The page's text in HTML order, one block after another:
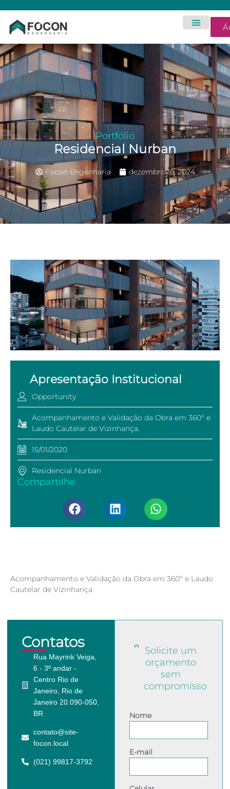
Portfólio
Residencial Nurban
Focon Engenharia dezembro 16, 2024
Apresentação Institucional
Opportunity
Acompanhamento e Validação da Obra em 360º e
Laudo Cautelar de Vizinhança.
15/01/2020
Residencial Nurban
Compartilhe
Acompanhamento e Validação da Obra em 360º e Laudo
Cautelar de Vizinhança
Contatos
Rua Mayrink Veiga,
6 - 3º andar -
Centro Rio de
Janeiro, Rio de
Janeiro 20.090-050,
BR
contato@site-
focon.local
(021) 99817-3792
Nome
E-mail
Solicite um
orçamento
sem
compromisso